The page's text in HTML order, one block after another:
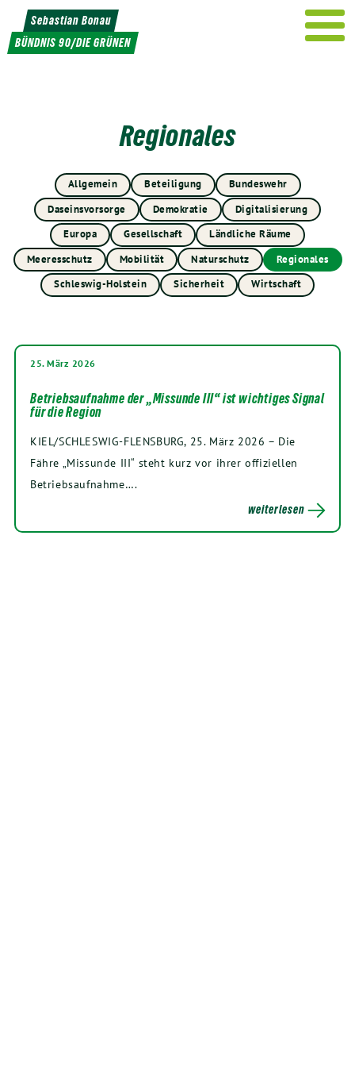
Weiter
zum
Inhalt
Sebastian Bonau
BÜNDNIS 90/DIE GRÜNEN
Regionales
Allgemein Beteiligung
Bundeswehr
Daseinsvorsorge
Demokratie
Digitalisierung
Europa
Gesellschaft
Ländliche Räume
Meeresschutz
Mobilität Naturschutz
Regionales
Schleswig-Holstein
Sicherheit Wirtschaft
25. März 2026
Betriebsaufnahme der „Missunde III“ ist wichtiges Signal
für die Region
KIEL/SCHLESWIG-FLENSBURG, 25. März 2026 – Die
Fähre „Missunde III“ steht kurz vor ihrer offiziellen
Betriebsaufnahme….
weiterlesen